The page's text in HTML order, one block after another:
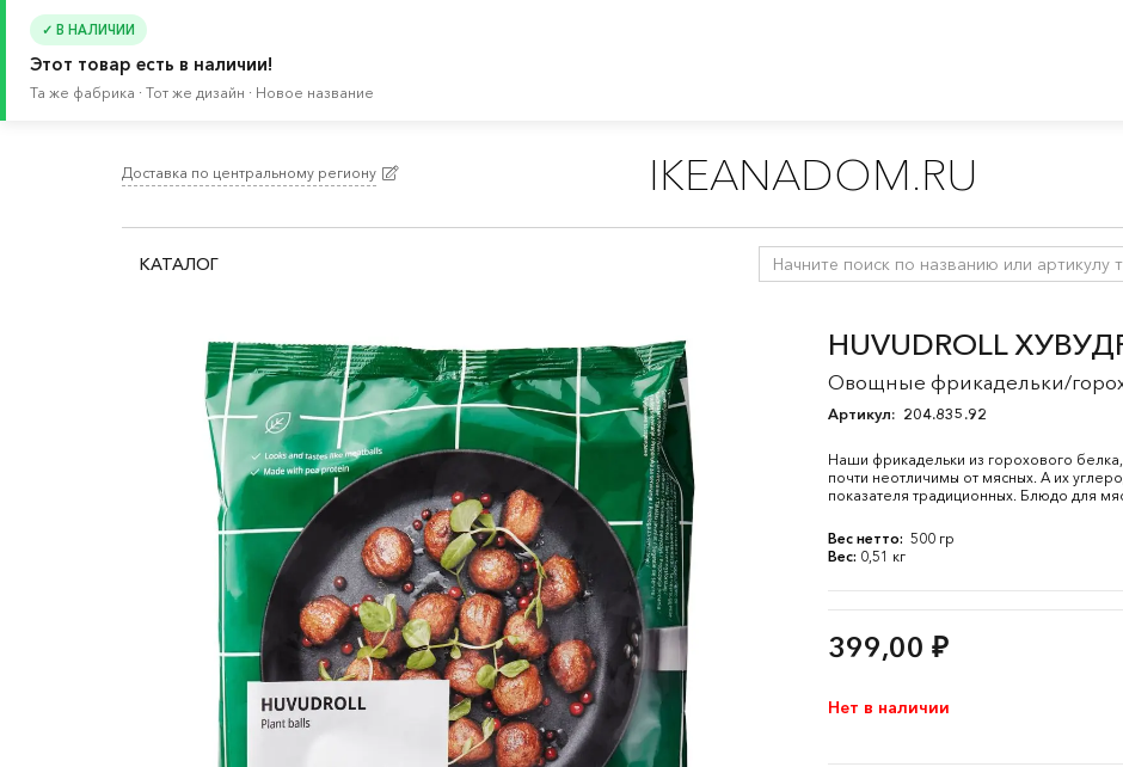
✓ В НАЛИЧИИ
Этот товар есть в наличии!
Та же фабрика · Тот же дизайн · Новое название
Доставка по центральному региону IKEANADOM.RU
КАТАЛОГ
HUVUDROLL
Овощные фрикадельки/
Артикул: 204.835.92
Наши фрикадельки из горохового
почти неотличимы от мясных. А их
показателя традиционных. Блюдо для
Вес нетто: 500 гр
Вес: 0,51 кг
399,00 ₽
Нет в наличии